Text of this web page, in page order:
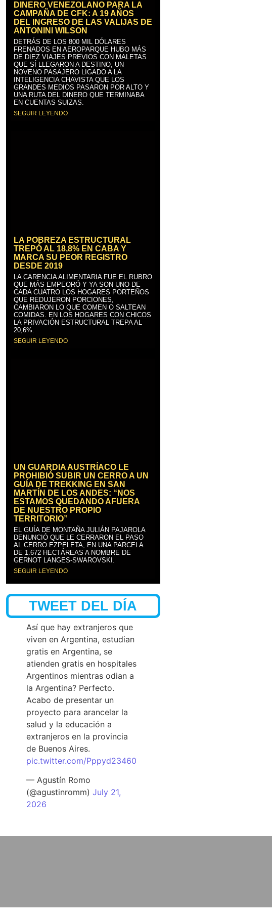
DINERO VENEZOLANO PARA LA
CAMPAÑA DE CFK: A 19 AÑOS
DEL INGRESO DE LAS VALIJAS DE
ANTONINI WILSON
DETRÁS DE LOS 800 MIL DÓLARES
FRENADOS EN AEROPARQUE HUBO MÁS
DE DIEZ VIAJES PREVIOS CON MALETAS
QUE SÍ LLEGARON A DESTINO, UN
NOVENO PASAJERO LIGADO A LA
INTELIGENCIA CHAVISTA QUE LOS
GRANDES MEDIOS PASARON POR ALTO Y
UNA RUTA DEL DINERO QUE TERMINABA
EN CUENTAS SUIZAS.
SEGUIR LEYENDO
LA POBREZA ESTRUCTURAL
TREPÓ AL 18,8% EN CABA Y
MARCA SU PEOR REGISTRO
DESDE 2019
LA CARENCIA ALIMENTARIA FUE EL RUBRO
QUE MÁS EMPEORÓ Y YA SON UNO DE
CADA CUATRO LOS HOGARES PORTEÑOS
QUE REDUJERON PORCIONES,
CAMBIARON LO QUE COMEN O SALTEAN
COMIDAS. EN LOS HOGARES CON CHICOS
LA PRIVACIÓN ESTRUCTURAL TREPA AL
20,6%.
SEGUIR LEYENDO
UN GUARDIA AUSTRÍACO LE
PROHIBIÓ SUBIR UN CERRO A UN
GUÍA DE TREKKING EN SAN
MARTÍN DE LOS ANDES: “NOS
ESTAMOS QUEDANDO AFUERA
DE NUESTRO PROPIO
TERRITORIO”
EL GUÍA DE MONTAÑA JULIÁN PAJAROLA
DENUNCIÓ QUE LE CERRARON EL PASO
AL CERRO EZPELETA, EN UNA PARCELA
DE 1.672 HECTÁREAS A NOMBRE DE
GERNOT LANGES-SWAROVSKI.
SEGUIR LEYENDO
TWEET DEL DÍA
Así que hay extranjeros que
viven en Argentina, estudian
gratis en Argentina, se
atienden gratis en hospitales
Argentinos mientras odian a
la Argentina? Perfecto.
Acabo de presentar un
proyecto para arancelar la
salud y la educación a
extranjeros en la provincia
de Buenos Aires.
pic.twitter.com/Pppyd23460
— Agustín Romo
(@agustinromm)July 21,
2026